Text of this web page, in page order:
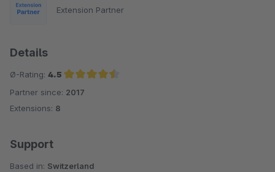
Extension Partner
Details
Ø-Rating: 4.5
Average rating of 4.5 out of 5 stars
Partner since: 2017
Extensions: 8
Support
Based in: Switzerland